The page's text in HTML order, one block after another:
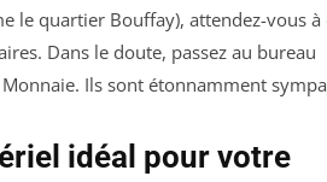
le quartier Bouffay), attendez-vous à
Dans le doute, passez au bureau
Ils sont étonnamment
idéal pour votre